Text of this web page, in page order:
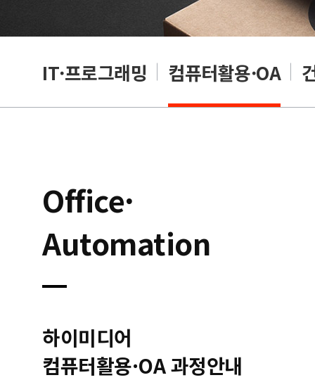
IT·프로그래밍 컴퓨터활용·OA
Office·
Automation
하이미디어
컴퓨터활용·OA 과정안내